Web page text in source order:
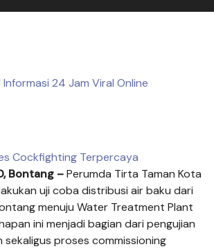
24 Jam Viral Online
Cockfighting Terpercaya
Bontang –Perumda Tirta Taman Kota
uji coba distribusi air baku dari
menuju Water Treatment Plant
ini menjadi bagian dari pengujian
sekaligus proses commissioning